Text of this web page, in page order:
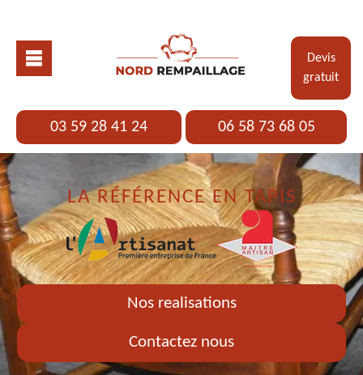
Devis
gratuit
03 59 28 41 24 06 58 73 68 05
LA RÉFÉRENCE EN TAPIS
Nos realisations
Contactez nous